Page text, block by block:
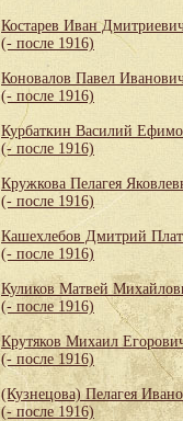
Костарев Иван
(- после 1916)
Коновалов Павел
(- после 1916)
Курбаткин Василий
(- после 1916)
Кружкова Пелагея
(- после 1916)
Кашехлебов Дмитрий
(- после 1916)
Куликов Матвей
(- после 1916)
Крутяков Михаил
(- после 1916)
(Кузнецова) Пелагея
(- после 1916)